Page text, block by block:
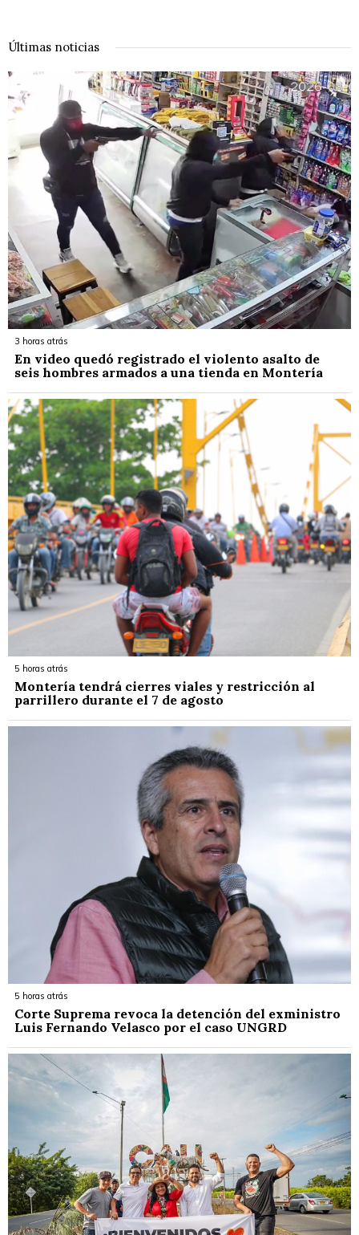
Últimas noticias
3 horas atrás
En video quedó registrado el violento asalto de
seis hombres armados a una tienda en Montería
5 horas atrás
Montería tendrá cierres viales y restricción al
parrillero durante el 7 de agosto
5 horas atrás
Corte Suprema revoca la detención del exministro
Luis Fernando Velasco por el caso UNGRD